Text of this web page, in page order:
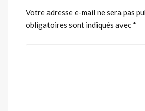
Votre adresse e-mail ne sera pas
obligatoires sont indiqués avec *